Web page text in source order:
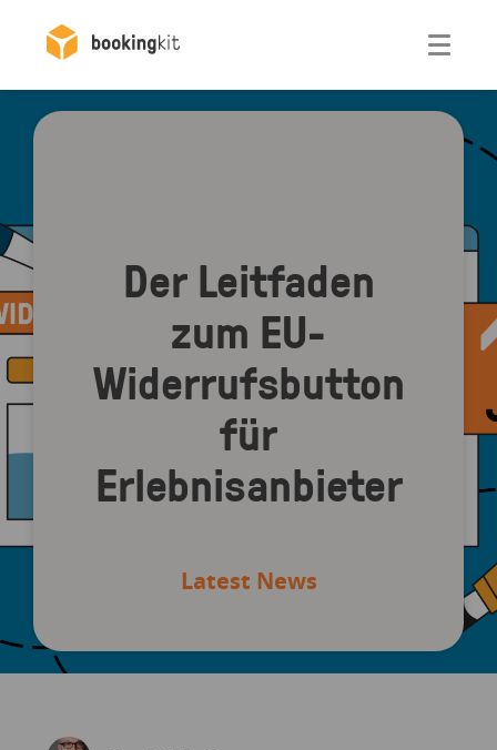
Der Leitfaden
zum EU-
Widerrufsbutton
für
Erlebnisanbieter
Latest News